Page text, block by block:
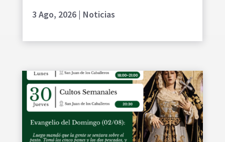
3 Ago, 2026| Noticias